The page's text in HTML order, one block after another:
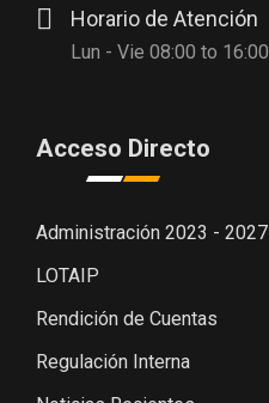
Horario de Atención
Lun - Vie 08:00 to 16:00
Acceso Directo
Administración 2023 - 2027
LOTAIP
Rendición de Cuentas
Regulación Interna